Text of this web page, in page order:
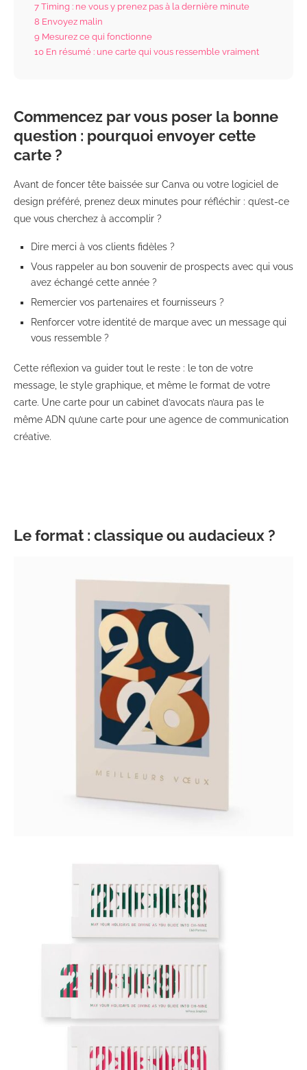
7Timing : ne vous y prenez pas à la dernière minute
8 Envoyez malin
9 Mesurez ce qui fonctionne
10 En résumé : une carte qui vous ressemble vraiment
Commencez par vous poser la bonne
question : pourquoi envoyer cette
carte ?
Avant de foncer tête baissée sur Canva ou votre logiciel de
design préféré, prenez deux minutes pour réfléchir : qu’est-ce
que vous cherchez à accomplir ?
Dire merci à vos clients fidèles ?
Vous rappeler au bon souvenir de prospects avec qui vous
avez échangé cette année ?
Remercier vos partenaires et fournisseurs ?
Renforcer votre identité de marque avec un message qui
vous ressemble ?
Cette réflexion va guider tout le reste : le ton de votre
message, le style graphique, et même le format de votre
carte. Une carte pour un cabinet d’avocats n’aura pas le
même ADN qu’une carte pour une agence de communication
créative.
Le format : classique ou audacieux ?